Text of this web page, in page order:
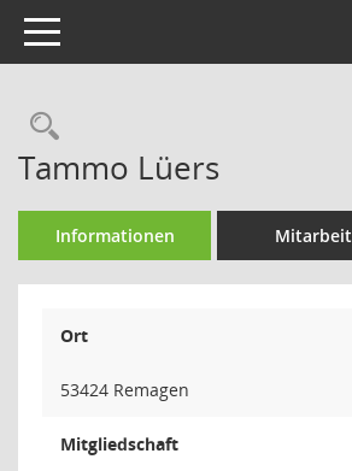
Toggle navigation
Rechercheauswahl
Tammo Lüers
Informationen Mitarbeit
Ort
53424 Remagen
Mitgliedschaft